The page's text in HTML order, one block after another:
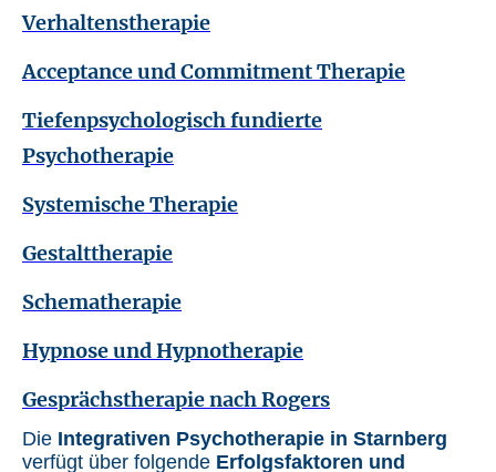
Verhaltenstherapie
Acceptance und Commitment Therapie
Tiefenpsychologisch fundierte
Psychotherapie
Systemische Therapie
Gestalttherapie
Schematherapie
Hypnose und Hypnotherapie
Gesprächstherapie nach Rogers
Die Integrativen Psychotherapie in Starnberg
verfügt über folgende Erfolgsfaktoren und